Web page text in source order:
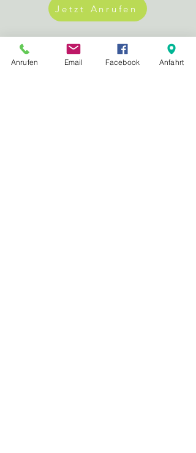
Jetzt Anrufen
Anrufen Email Facebook Anfahrt